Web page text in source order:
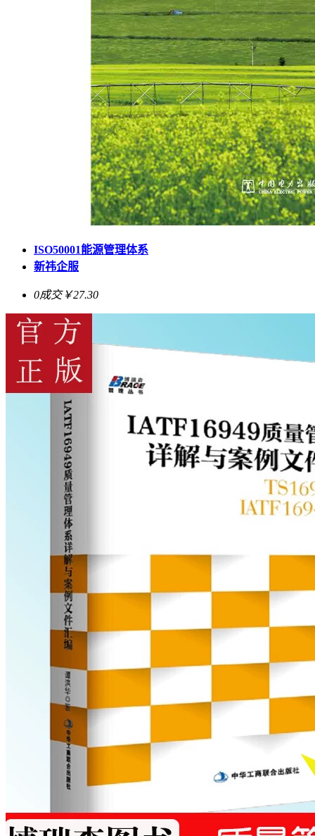
ISO50001能源管理体系
新祎企服
0成交￥27.30